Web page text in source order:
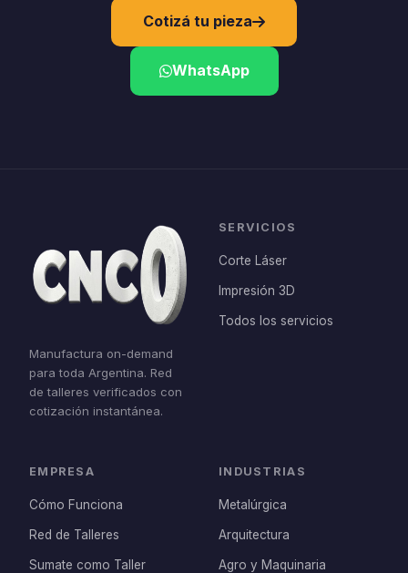
Cotizá tu pieza
WhatsApp
Manufactura on-demand
para toda Argentina. Red
de talleres verificados con
cotización instantánea.
SERVICIOS
Corte Láser
Impresión 3D
Todos los servicios
EMPRESA
Cómo Funciona
Red de Talleres
Sumate como Taller
INDUSTRIAS
Metalúrgica
Arquitectura
Agro y Maquinaria